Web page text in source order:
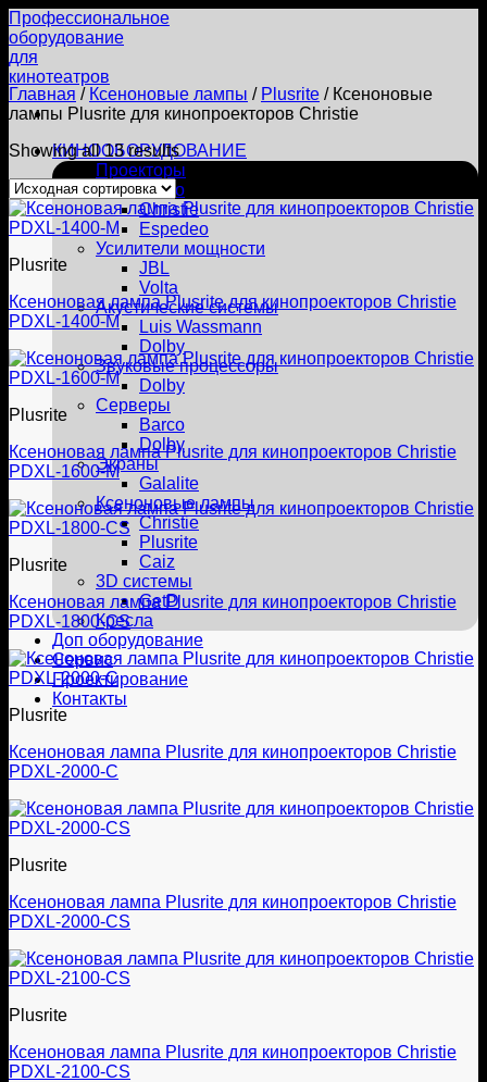
Skip
to
content
Профессиональное
оборудование
для
кинотеатров
КИНООБОРУДОВАНИЕ
Проекторы
Barco
Christie
Espedeo
Усилители мощности
JBL
Volta
Акустические системы
Luis Wassmann
Dolby
Звуковые процессоры
Dolby
Серверы
Barco
Dolby
Экраны
Galalite
Ксеноновые лампы
Christie
Plusrite
Caiz
3D системы
GetD
Кресла
Доп оборудование
Сервис
Проектирование
Контакты
Главная / Ксеноновые лампы / Plusrite /Ксеноновые
лампы Plusrite для кинопроекторов Christie
Showing all 13 results
Plusrite
Ксеноновая лампа Plusrite для кинопроекторов Christie
PDXL-1400-M
Plusrite
Ксеноновая лампа Plusrite для кинопроекторов Christie
PDXL-1600-M
Plusrite
Ксеноновая лампа Plusrite для кинопроекторов Christie
PDXL-1800-CS
Plusrite
Ксеноновая лампа Plusrite для кинопроекторов Christie
PDXL-2000-C
Plusrite
Ксеноновая лампа Plusrite для кинопроекторов Christie
PDXL-2000-CS
Plusrite
Ксеноновая лампа Plusrite для кинопроекторов Christie
PDXL-2100-CS